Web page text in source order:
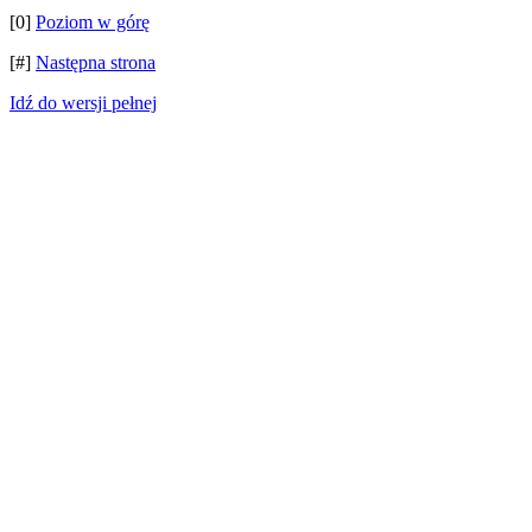
[0] Poziom w górę
[#] Następna strona
Idź do wersji pełnej